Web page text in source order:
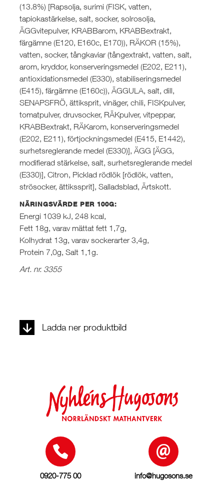
(13.8%) [Rapsolja, surimi (FISK, vatten,
tapiokastärkelse, salt, socker, solrosolja,
ÄGGvitepulver, KRABBarom, KRABBextrakt,
färgämne (E120, E160c, E170)), RÄKOR (15%),
vatten, socker, tångkaviar (tångextrakt, vatten, salt,
arom, kryddor, konserveringsmedel (E202, E211),
antioxidationsmedel (E330), stabiliseringsmedel
(E415), färgämne (E160c)), ÄGGULA, salt, dill,
SENAPSFRÖ, ättiksprit, vinäger, chili, FISKpulver,
tomatpulver, druvsocker, RÄKpulver, vitpeppar,
KRABBextrakt, RÄKarom, konserveringsmedel
(E202, E211), förtjockningsmedel (E415, E1442),
surhetsreglerande medel (E330)], ÄGG [ÄGG,
modifierad stärkelse, salt, surhetsreglerande medel
(E330)], Citron, Picklad rödlök [rödlök, vatten,
strösocker, ättikssprit], Salladsblad, Ärtskott.
NÄRINGSVÄRDE PER 100G:
Energi 1039 kJ, 248 kcal,
Fett 18g, varav mättat fett 1,7g,
Kolhydrat 13g, varav sockerarter 3,4g,
Protein 7,0g, Salt 1,1g.
Art. nr. 3355
Ladda ner produktbild
0920-775 00 info@hugosons.se